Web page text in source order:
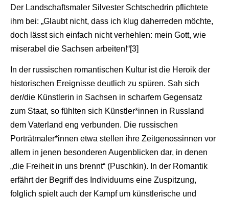
Der Landschaftsmaler Silvester Schtschedrin pflichtete
ihm bei: „Glaubt nicht, dass ich klug daherreden möchte,
doch lässt sich einfach nicht verhehlen: mein Gott, wie
miserabel die Sachsen arbeiten!“[3]
In der russischen romantischen Kultur ist die Heroik der
historischen Ereignisse deutlich zu spüren. Sah sich
der/die Künstlerin in Sachsen in scharfem Gegensatz
zum Staat, so fühlten sich Künstler*innen in Russland
dem Vaterland eng verbunden. Die russischen
Porträtmaler*innen etwa stellen ihre Zeitgenossinnen vor
allem in jenen besonderen Augenblicken dar, in denen
„die Freiheit in uns brennt“ (Puschkin). In der Romantik
erfährt der Begriff des Individuums eine Zuspitzung,
folglich spielt auch der Kampf um künstlerische und